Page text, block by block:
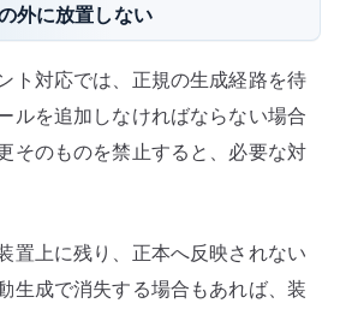
外に放置しない
ト対応では、正規の生成経路を待
ルを追加しなければならない場合
そのものを禁止すると、必要な対
置上に残り、正本へ反映されない
生成で消失する場合もあれば、装